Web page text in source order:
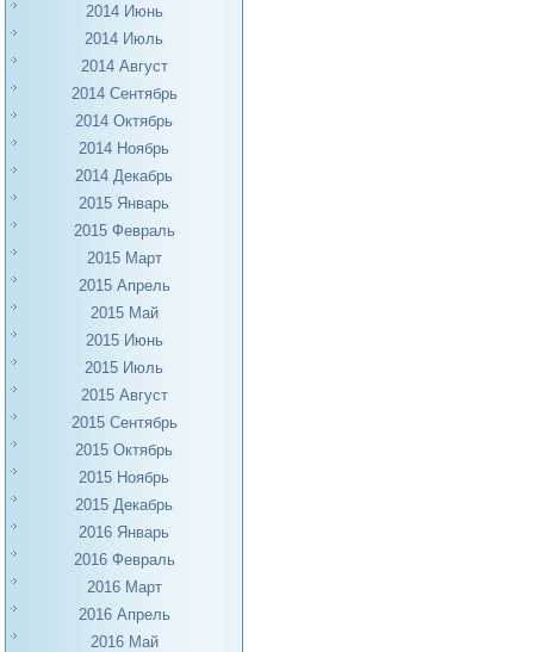
2014 Июнь
2014 Июль
2014 Август
2014 Сентябрь
2014 Октябрь
2014 Ноябрь
2014 Декабрь
2015 Январь
2015 Февраль
2015 Март
2015 Апрель
2015 Май
2015 Июнь
2015 Июль
2015 Август
2015 Сентябрь
2015 Октябрь
2015 Ноябрь
2015 Декабрь
2016 Январь
2016 Февраль
2016 Март
2016 Апрель
2016 Май